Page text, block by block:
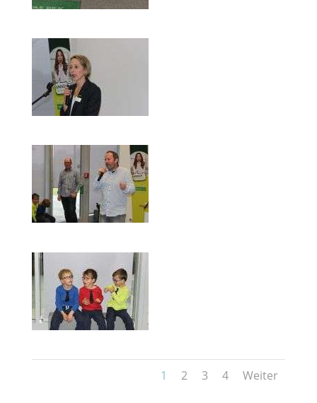
1 2 3 4 Weiter